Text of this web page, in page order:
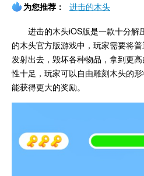
为您推荐： 进击的木头
进击的木头iOS版是一款十分解
的木头官方版游戏中，玩家需要将
发射出去，毁坏各种物品，拿到更
性十足，玩家可以自由雕刻木头的
能获得更大的奖励。